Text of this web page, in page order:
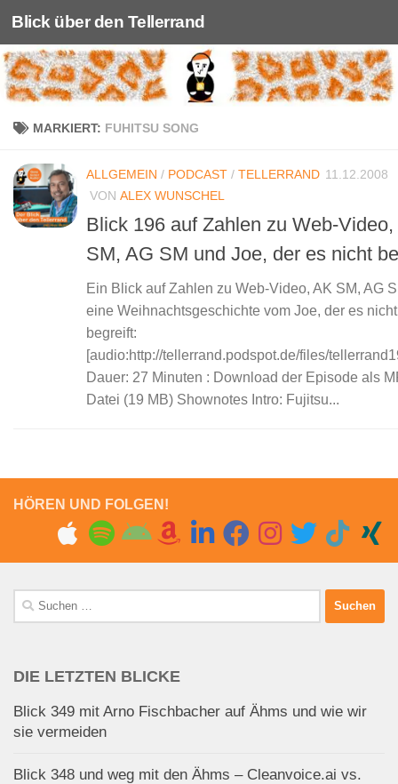
Unter dem Inhalt
Blick über den Tellerrand
MARKIERT: FUHITSU SONG
ALLGEMEIN / PODCAST / TELLERRAND 11.12.2008
VON ALEX WUNSCHEL
Blick 196 auf Zahlen zu Web-Video,
SM, AG SM und Joe, der es nicht
Ein Blick auf Zahlen zu Web-Video, AK SM, AG
eine Weihnachtsgeschichte vom Joe, der es nicht
begreift:
[audio:http://tellerrand.podspot.de/files/
Dauer: 27 Minuten : Download der Episode als
Datei (19 MB) Shownotes Intro: Fujitsu...
HÖREN UND FOLGEN!
Suchen
nach:
DIE LETZTEN BLICKE
Blick 349 mit Arno Fischbacher auf Ähms und wie wir
sie vermeiden
Blick 348 und weg mit den Ähms – Cleanvoice.ai vs.